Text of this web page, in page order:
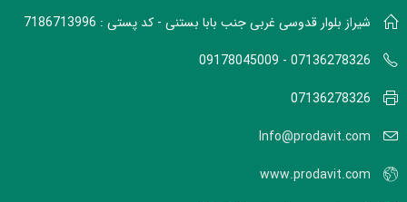
شیراز بلوار قدوسی غربی جنب بابا بستنی - کد پستی : 7186713996
07136278326 - 09178045009
07136278326
Info@prodavit.com
www.prodavit.com